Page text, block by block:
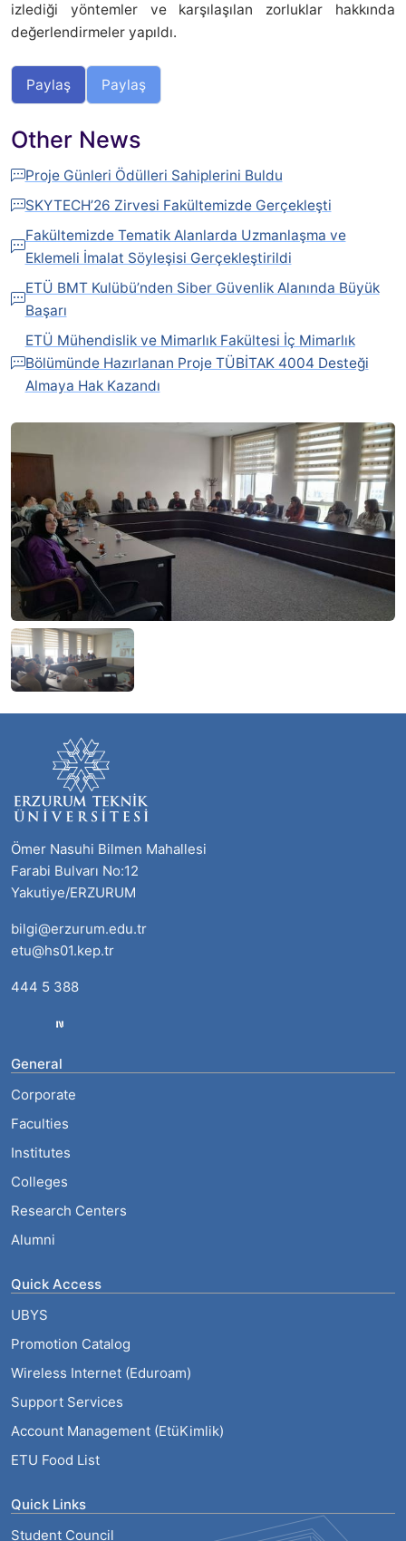
izlediği yöntemler ve karşılaşılan zorluklar hakkında
değerlendirmeler yapıldı.
Paylaş Paylaş
Other News
Proje Günleri Ödülleri Sahiplerini Buldu
SKYTECH’26 Zirvesi Fakültemizde Gerçekleşti
Fakültemizde Tematik Alanlarda Uzmanlaşma ve
Eklemeli İmalat Söyleşisi Gerçekleştirildi
ETÜ BMT Kulübü’nden Siber Güvenlik Alanında Büyük
Başarı
ETÜ Mühendislik ve Mimarlık Fakültesi İç Mimarlık
Bölümünde Hazırlanan Proje TÜBİTAK 4004 Desteği
Almaya Hak Kazandı
Ömer Nasuhi Bilmen Mahallesi
Farabi Bulvarı No:12
Yakutiye/ERZURUM
bilgi@erzurum.edu.tr
etu@hs01.kep.tr
444 5 388
General
Corporate
Faculties
Institutes
Colleges
Research Centers
Alumni
Quick Access
UBYS
Promotion Catalog
Wireless Internet (Eduroam)
Support Services
Account Management (EtüKimlik)
ETU Food List
Quick Links
Student Council